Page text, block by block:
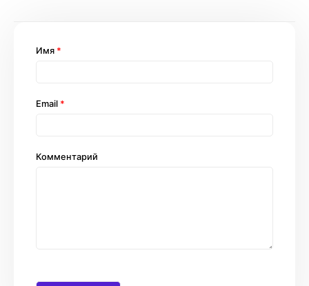
Комментарий
Имя *
Email *